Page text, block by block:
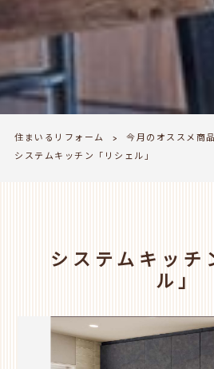
住まいるリフォーム > 今月のオススメ商品
システムキッチン「リシェル」
システムキッチ
ル」